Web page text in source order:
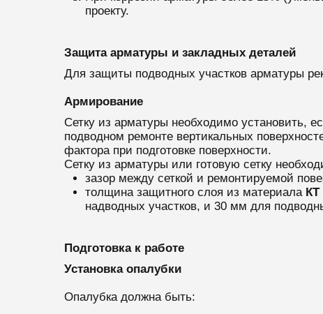
проекту.
Защита арматуры и закладных деталей
Для защиты подводных участков арматуры
Армирование
Сетку из арматуры необходимо установить,
подводном ремонте вертикальных
фактора при подготовке поверхности.
Сетку из арматуры или готовую сетку
зазор между сеткой и ремонтируемой
толщина защитного слоя из материала КТ
надводных участков, и 30 мм для
Подготовка к работе
Установка опалубки
Опалубка должна быть: